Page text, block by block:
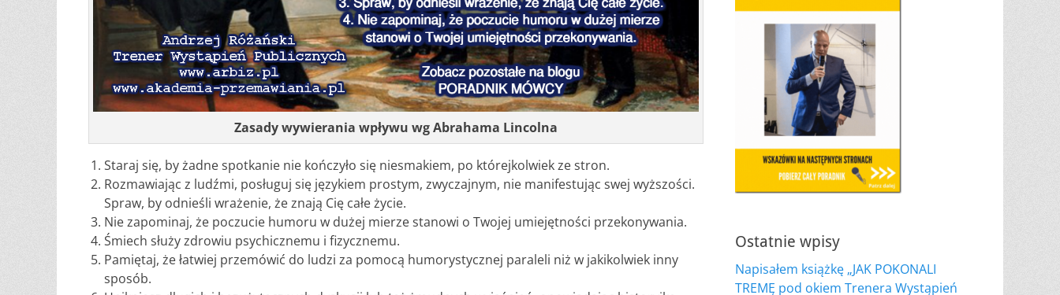
Zasady wywierania wpływu wg Abrahama Lincolna
Staraj się, by żadne spotkanie nie kończyło się niesmakiem, po którejkolwiek ze stron.
Rozmawiając z ludźmi, posługuj się językiem prostym, zwyczajnym, nie manifestując swej wyższości.
Spraw, by odnieśli wrażenie, że znają Cię całe życie.
Nie zapominaj, że poczucie humoru w dużej mierze stanowi o Twojej umiejętności przekonywania.
Śmiech służy zdrowiu psychicznemu i fizycznemu.
Pamiętaj, że łatwiej przemówić do ludzi za pomocą humorystycznej paraleli niż w jakikolwiek inny
sposób.
Ostatnie wpisy
Napisałem książkę „JAK POKONALI
TREMĘ pod okiem Trenera Wystąpień